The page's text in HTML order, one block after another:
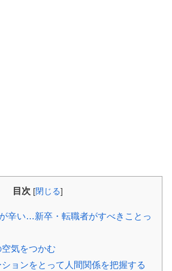
目次 [閉じる]
辛い…新卒・転職者がすべきことっ
気をつかむ
ョンをとって人間関係を把握する